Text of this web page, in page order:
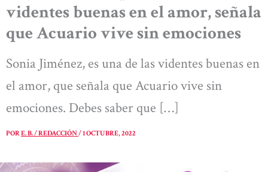
videntes buenas en el amor, señala
que Acuario vive sin emociones
Sonia Jiménez, es una de las videntes buenas en
el amor, que señala que Acuario vive sin
emociones. Debes saber que […]
PORE. B. / REDACCIÓN/1 OCTUBRE, 2022